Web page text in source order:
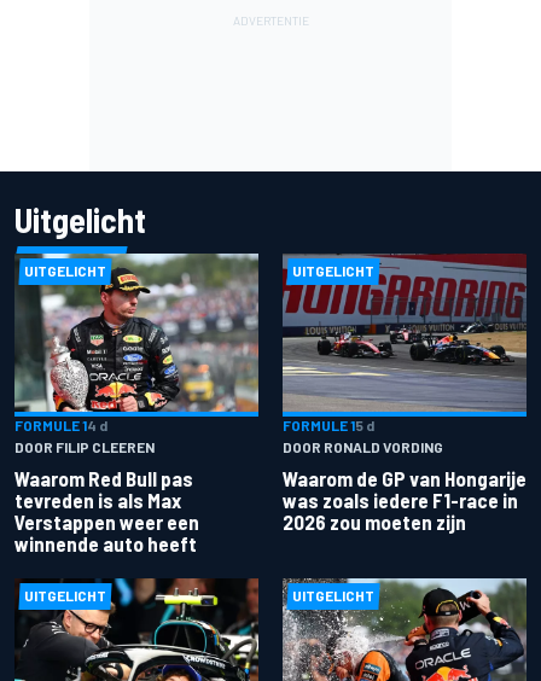
Uitgelicht
UITGELICHT
FORMULE 14 d
DOOR FILIP CLEEREN
Waarom Red Bull pas
tevreden is als Max
Verstappen weer een
winnende auto heeft
UITGELICHT
FORMULE 15 d
DOOR RONALD VORDING
Waarom de GP van Hongarije
was zoals iedere F1-race in
2026 zou moeten zijn
UITGELICHT UITGELICHT